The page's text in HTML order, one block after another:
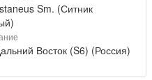
Sm. (Ситник
Восток (S6) (Россия)